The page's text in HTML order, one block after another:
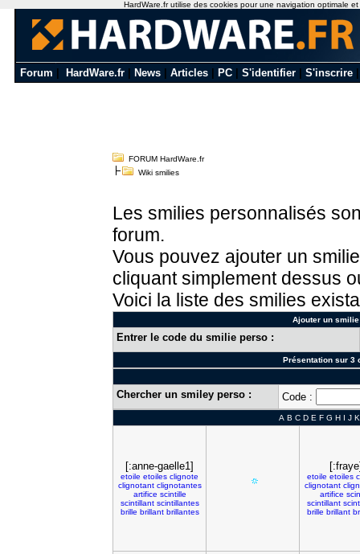
Forum HardWare.fr News Articles PC S'identifier S'inscrire
FORUM HardWare.fr
Wiki smilies
Les smilies personnalisés
forum.
Vous pouvez ajouter un
cliquant simplement dessus
Voici la liste des smilies
Ajouter un
Entrer le code du smilie perso :
Présentation sur 3
Chercher un smiley perso : Code :
A B C D E F G H I J K
[:anne-gaelle1]
etoile etoiles clignote
clignotant clignotantes
artifice scintille
scintillant scintillantes
brille brillant brillantes
etoile etoiles
clignotant
artifice
scintillant
brille brillant
HardWare.fr utilise des cookies pour une navigation optimale